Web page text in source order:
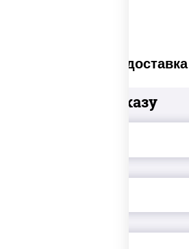
Платная доставка
Добавьте к заказу